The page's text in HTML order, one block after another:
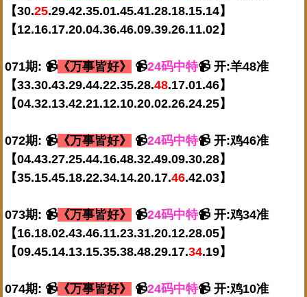
【30.25.29.42.35.01.45.41.28.18.15.14】
【12.16.17.20.04.36.46.09.39.26.11.02】
071期: 📹 《万事皆好》 📹24码中特📹 开:羊48准
【33.30.43.29.44.22.35.28.48.17.01.46】
【04.32.13.42.21.12.10.20.02.26.24.25】
072期: 📹 《万事皆好》 📹24码中特📹 开:鸡46准
【04.43.27.25.44.16.48.32.49.09.30.28】
【35.15.45.18.22.34.14.20.17.46.42.03】
073期: 📹 《万事皆好》 📹24码中特📹 开:鸡34准
【16.18.02.43.46.11.23.31.20.12.28.05】
【09.45.14.13.15.35.38.48.29.17.34.19】
074期: 📹 《万事皆好》 📹24码中特📹 开:鸡10准